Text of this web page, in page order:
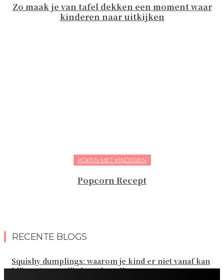
Zo maak je van tafel dekken een moment waar
kinderen naar uitkijken
KOKEN MET KINDEREN
Popcorn Recept
RECENTE BLOGS
Squishy dumplings: waarom je kind er niet vanaf kan
blijven (en wat jij als ouder wilt weten)